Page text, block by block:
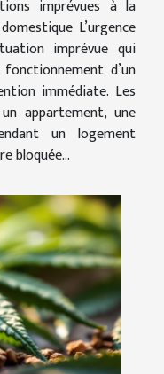
imprévues à la
L’urgence
imprévue qui
d’un
immédiate. Les
appartement, une
un logement
bloquée...